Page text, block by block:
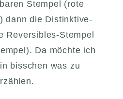
Stempel (rote
dann die Distinktive-
Reversibles-Stempel
Da möchte ich
bisschen was zu